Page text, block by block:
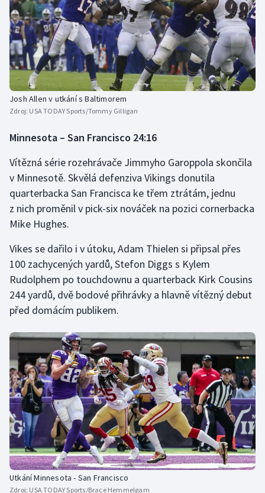
Josh Allen v utkání s Baltimorem
Zdroj: USA TODAY Sports/Tommy Gilligan
Minnesota – San Francisco 24:16
Vítězná série rozehrávače Jimmyho Garoppola skončila
v Minnesotě. Skvělá defenziva Vikings donutila
quarterbacka San Francisca ke třem ztrátám, jednu
z nich proměnil v pick-six nováček na pozici cornerbacka
Mike Hughes.
Vikes se dařilo i v útoku, Adam Thielen si připsal přes
100 zachycených yardů, Stefon Diggs s Kylem
Rudolphem po touchdownu a quarterback Kirk Cousins
244 yardů, dvě bodové přihrávky a hlavně vítězný debut
před domácím publikem.
Utkání Minnesota - San Francisco
Zdroj: USA TODAY Sports/Brace Hemmelgarn